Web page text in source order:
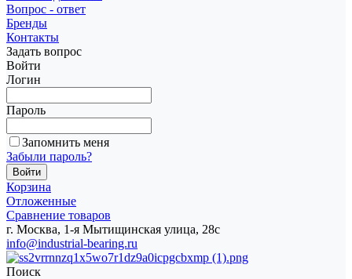
Вопрос - ответ
Бренды
Контакты
Задать вопрос
Войти
Логин
Пароль
Запомнить меня
Забыли пароль?
Корзина
Отложенные
Сравнение товаров
г. Москва, 1-я Мытищинская улица, 28с
info@industrial-bearing.ru
Поиск